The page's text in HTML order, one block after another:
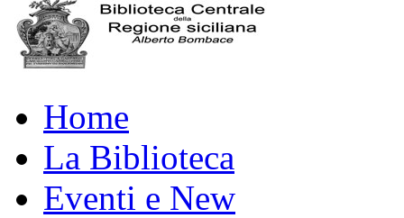
Home
La Biblioteca
Eventi e New